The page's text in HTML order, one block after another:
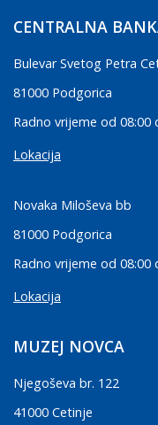
CENTRALNA
Bulevar Svetog Petra
81000 Podgorica
Radno vrijeme od 08:00
Lokacija
Novaka Miloševa bb
81000 Podgorica
Radno vrijeme od 08:00
Lokacija
MUZEJ NOVCA
Njegoševa br. 122
41000 Cetinje